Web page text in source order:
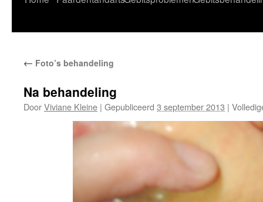
inhoud
← Foto’s behandeling
Na behandeling
DoorViviane Kleine | Gepubliceerd 3 september 2013 |